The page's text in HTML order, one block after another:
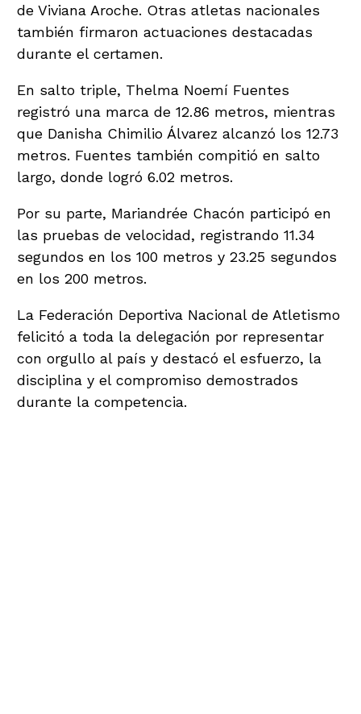
de Viviana Aroche. Otras atletas nacionales
también firmaron actuaciones destacadas
durante el certamen.
En salto triple, Thelma Noemí Fuentes
registró una marca de 12.86 metros, mientras
que Danisha Chimilio Álvarez alcanzó los 12.73
metros. Fuentes también compitió en salto
largo, donde logró 6.02 metros.
Por su parte, Mariandrée Chacón participó en
las pruebas de velocidad, registrando 11.34
segundos en los 100 metros y 23.25 segundos
en los 200 metros.
La Federación Deportiva Nacional de Atletismo
felicitó a toda la delegación por representar
con orgullo al país y destacó el esfuerzo, la
disciplina y el compromiso demostrados
durante la competencia.